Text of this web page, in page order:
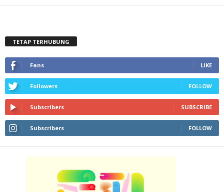
TETAP TERHUBUNG
Fans LIKE
Followers FOLLOW
Subscribers SUBSCRIBE
Subscribers FOLLOW